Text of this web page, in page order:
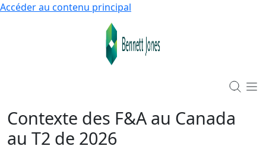
Accéder au contenu principal
Contexte des F&A au Canada
au T2 de 2026